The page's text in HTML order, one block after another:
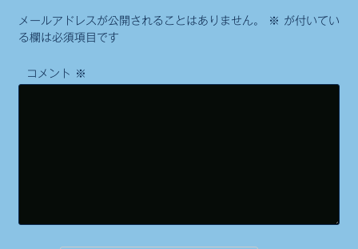
ー
ョ
メールアドレスが公開されることはありません。 ※ が付いてい
る欄は必須項目です
コメント ※